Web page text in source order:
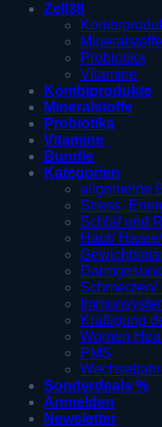
Zell38
Mineralstoffe
Probiotika
Vitamine
Kombiprodukte
Mineralstoffe
Probiotika
Vitamine
Bundle
Kategorien
allgemeine
Stress,
Schlaf und
Haut/
Schmerzen/
Kräftigung
Women
PMS
Sonderdeals %
Anmelden
Newsletter